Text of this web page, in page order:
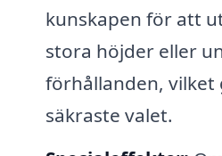
kunskapen för att
stora höjder eller
förhållanden, vilket
säkraste valet.